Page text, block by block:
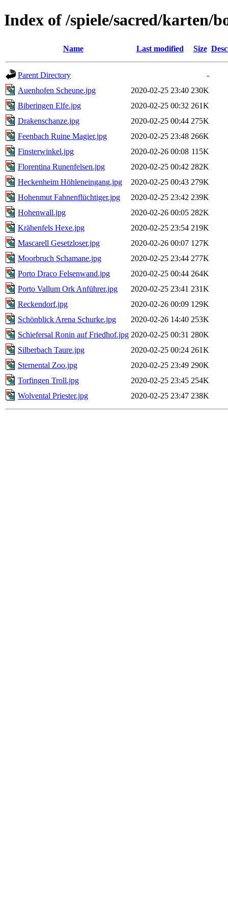
Index of /spiele/sacred/karten/
Name Last modified Size
Parent Directory
-
Auenhofen Scheune.jpg
2020-02-25 23:40 230K
Biberingen Elfe.jpg
2020-02-25 00:32 261K
Drakenschanze.jpg
2020-02-25 00:44 275K
Feenbach Ruine Magier.jpg
2020-02-25 23:48 266K
Finsterwinkel.jpg
2020-02-26 00:08 115K
Florentina Runenfelsen.jpg
2020-02-25 00:42 282K
Heckenheim Höhleneingang.jpg
2020-02-25 00:43 279K
Hohenmut Fahnenflüchtiger.jpg
2020-02-25 23:42 239K
Hohenwall.jpg
2020-02-26 00:05 282K
Krähenfels Hexe.jpg
2020-02-25 23:54 219K
Mascarell Gesetzloser.jpg
2020-02-26 00:07 127K
Moorbruch Schamane.jpg
2020-02-25 23:44 277K
Porto Draco Felsenwand.jpg
2020-02-25 00:44 264K
Porto Vallum Ork Anführer.jpg
2020-02-25 23:41 231K
Reckendorf.jpg
2020-02-26 00:09 129K
Schönblick Arena Schurke.jpg
2020-02-26 14:40 253K
Schiefersal Ronin auf Friedhof.jpg 2020-02-25 00:31 280K
Silberbach Taure.jpg
2020-02-25 00:24 261K
Sternental Zoo.jpg
2020-02-25 23:49 290K
Torfingen Troll.jpg
2020-02-25 23:45 254K
Wolvental Priester.jpg
2020-02-25 23:47 238K